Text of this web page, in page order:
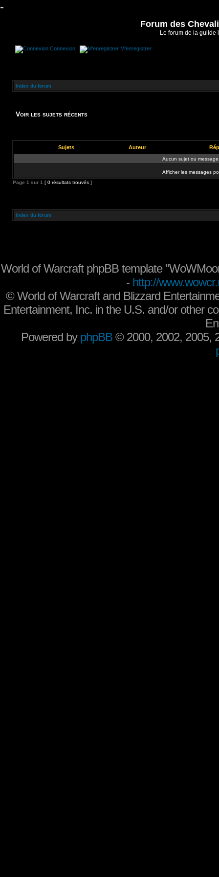
-
Forum des
Le forum de la guilde
Connexion M’enregistrer
Index du forum
Voir les sujets récents
Sujets Auteur
Aucun sujet ou
Afficher les messages
Page 1 sur 1 [ 0 résultats trouvés ]
Index du forum
World of Warcraft phpBB template
- http://
©World of Warcraft and Blizzard
Entertainment, Inc. in the U.S. and/or other
Powered by phpBB © 2000, 2002, 2005,